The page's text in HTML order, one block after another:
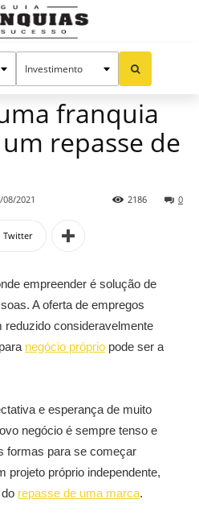
franquia
repasse de
08/2021 0
2186
Twitter
empreender é solução de
A oferta de empregos
reduzido consideravelmente
negócio próprio pode ser a
e esperança de muito
negócio é sempre tenso e
formas para se começar
projeto próprio independente,
repasse de uma marca.